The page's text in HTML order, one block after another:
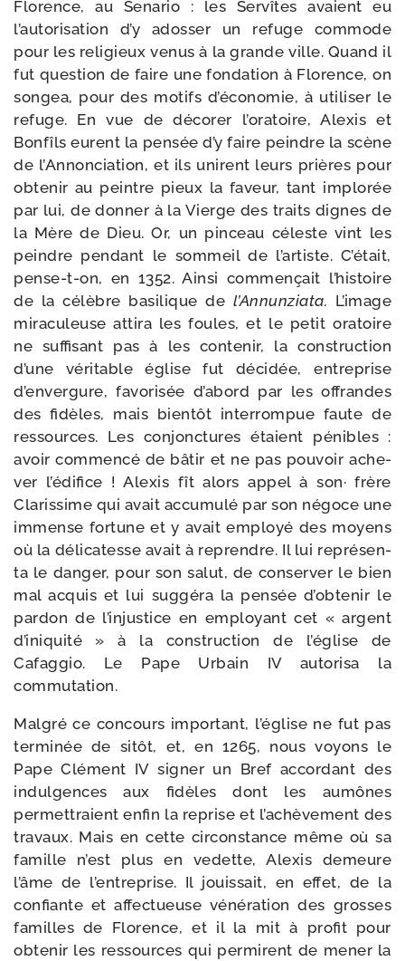
Florence, au Senario : les Servîtes avaient eu
l’autori­sation d’y ados­ser un refuge com­mode
pour les reli­gieux venus à la grande ville. Quand il
fut ques­tion de faire une fon­da­tion à Flo­rence, on
son­gea, pour des motifs d’économie, à uti­li­ser le
refuge. En vue de déco­rer l’oratoire, Alexis et
Bonfîls eurent la pen­sée d’y faire peindre la scène
de l’Annonciation, et ils unirent leurs prières pour
obte­nir au peintre pieux la faveur, tant implo­rée
par lui, de don­ner à la Vierge des traits dignes de
la Mère de Dieu. Or, un pin­ceau céleste vint les
peindre pen­dant le som­meil de l’artiste. C’était,
pense-​t-​on, en 1352. Ainsi com­men­çait l’histoire
de la célèbre basi­lique de l’Annunziata. L’image
mira­cu­leuse atti­ra les foules, et le petit ora­toire
ne suf­fi­sant pas à les conte­nir, la construc­tion
d’une véri­table église fut déci­dée, entre­prise
d’envergure, favo­ri­sée d’abord par les offrandes
des fidèles, mais bien­tôt inter­rom­pue faute de
res­sources. Les conjonc­tures étaient pénibles :
avoir com­men­cé de bâtir et ne pas pou­voir ache­
ver l’édifice ! Alexis fît alors appel à son· frère
Clarissime qui avait accu­mu­lé par son négoce une
immense for­tune et y avait employé des moyens
où la déli­ca­tesse avait à reprendre. Il lui repré­sen­
ta le dan­ger, pour son salut, de conser­ver le bien
mal acquis et lui sug­gé­ra la pen­sée d’obtenir le
par­don de l’injustice en employant cet « argent
d’iniquité » à la construc­tion de l’église de
Cafaggio. Le Pape Urbain IV auto­ri­sa la
commutation.
Malgré ce concours impor­tant, l’église ne fut pas
ter­mi­née de sitôt, et, en 1265, nous voyons le
Pape Clément IV signer un Bref accor­dant des
indul­gences aux fidèles dont les aumônes
permet­traient enfin la reprise et l’achèvement des
tra­vaux. Mais en cette cir­cons­tance même où sa
famille n’est plus en vedette, Alexis demeure
l’âme de l’entreprise. Il jouis­sait, en effet, de la
confiante et affec­tueuse véné­ra­tion des grosses
familles de Florence, et il la mit à pro­fit pour
obte­nir les res­sources qui per­mirent de mener la